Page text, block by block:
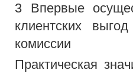
3 Впервые
клиентских
комиссии
Практическая